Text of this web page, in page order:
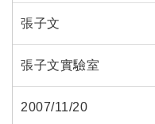
張子文
張子文實驗室
2007/11/20